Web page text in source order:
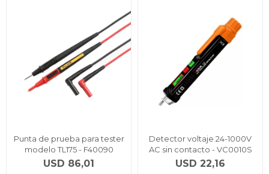
Punta de prueba para tester
modelo TL175 - F40090
USD 86,01
Detector voltaje 24-1000V
AC sin contacto - VC0010S
USD 22,16